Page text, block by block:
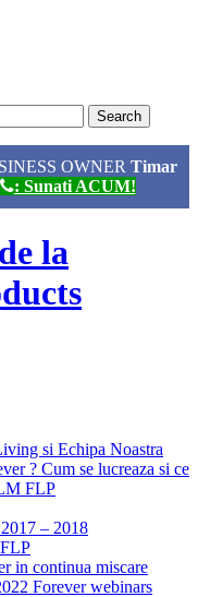
OWNER Timar
: Sunati ACUM!
la
si Echipa Noastra
? Cum se lucreaza si ce
FLP
– 2018
in continua miscare
Forever webinars